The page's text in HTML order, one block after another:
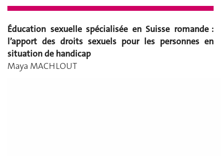
Éducation sexuelle spécialisée en Suisse romande :
l’apport des droits sexuels pour les personnes en
situation de handicap
Maya MACHLOUT